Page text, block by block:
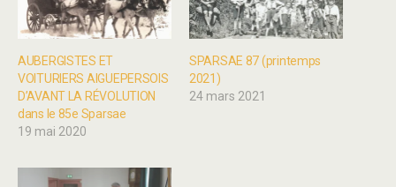
AUBERGISTES ET
VOITURIERS AIGUEPERSOIS
D’AVANT LA RÉVOLUTION
dans le 85e Sparsae
19 mai 2020
SPARSAE 87 (printemps
2021)
24 mars 2021